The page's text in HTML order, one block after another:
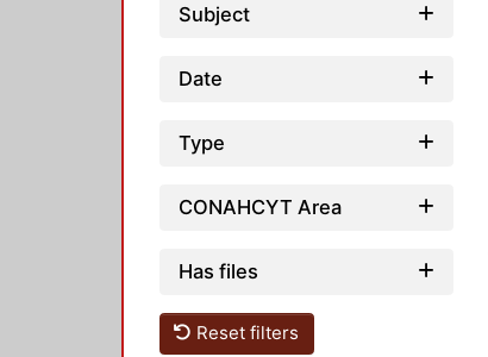
Subject
Date
Type
CONAHCYT Area
Has files
Reset filters